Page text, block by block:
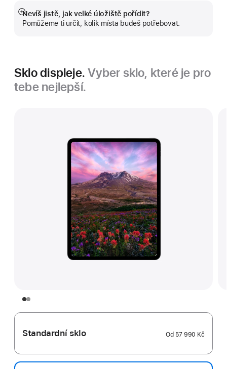
Nevíš jistě, jak velké úložiště pořídit?
Pomůžeme ti určit, kolik místa budeš potřebovat.
Zobrazit
více
Sklo displeje.Vyber sklo, které je pro
tebe nejlepší.
Standardní sklo Od 57 990 Kč